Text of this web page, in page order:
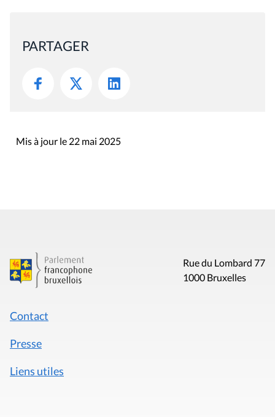
PARTAGER
Mis à jour le 22 mai 2025
Rue du Lombard 77
1000 Bruxelles
Contact
Presse
Liens utiles